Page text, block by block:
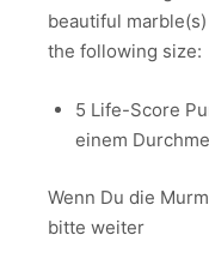
beautiful
the following size:
5 Life-Score
einem
Wenn Du die
bitte weiter